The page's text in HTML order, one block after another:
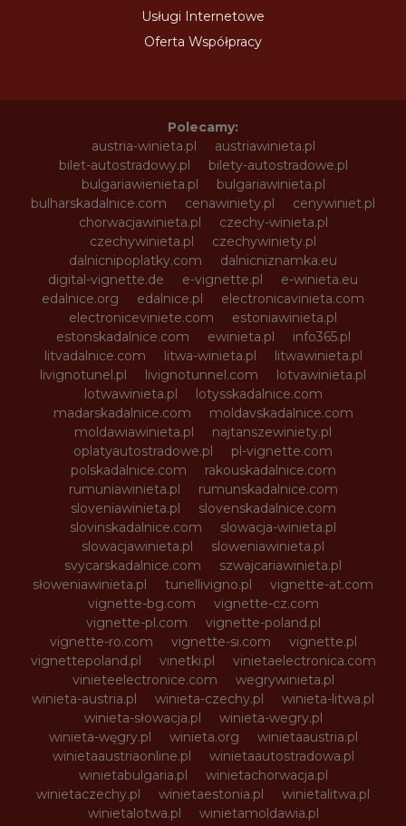
Usługi Internetowe
Oferta Współpracy
Polecamy:
austria-winieta.pl
austriawinieta.pl
bilet-autostradowy.pl
bilety-autostradowe.pl
bulgariawienieta.pl
bulgariawinieta.pl
bulharskadalnice.com
cenawiniety.pl
cenywiniet.pl
chorwacjawinieta.pl
czechy-winieta.pl
czechywinieta.pl
czechywiniety.pl
dalnicnipoplatky.com
dalnicniznamka.eu
digital-vignette.de
e-vignette.pl
e-winieta.eu
edalnice.org
edalnice.pl
electronicavinieta.com
electroniceviniete.com
estoniawinieta.pl
estonskadalnice.com
ewinieta.pl
info365.pl
litvadalnice.com
litwa-winieta.pl
litwawinieta.pl
livignotunel.pl
livignotunnel.com
lotvawinieta.pl
lotwawinieta.pl
lotysskadalnice.com
madarskadalnice.com
moldavskadalnice.com
moldawiawinieta.pl
najtanszewiniety.pl
oplatyautostradowe.pl
pl-vignette.com
polskadalnice.com
rakouskadalnice.com
rumuniawinieta.pl
rumunskadalnice.com
sloveniawinieta.pl
slovenskadalnice.com
slovinskadalnice.com
slowacja-winieta.pl
slowacjawinieta.pl
sloweniawinieta.pl
svycarskadalnice.com
szwajcariawinieta.pl
słoweniawinieta.pl
tunellivigno.pl
vignette-at.com
vignette-bg.com
vignette-cz.com
vignette-pl.com
vignette-poland.pl
vignette-ro.com
vignette-si.com
vignette.pl
vignettepoland.pl
vinetki.pl
vinietaelectronica.com
vinieteelectronice.com
wegrywinieta.pl
winieta-austria.pl
winieta-czechy.pl
winieta-litwa.pl
winieta-słowacja.pl
winieta-wegry.pl
winieta-węgry.pl
winieta.org
winietaaustria.pl
winietaaustriaonline.pl
winietaautostradowa.pl
winietabulgaria.pl
winietachorwacja.pl
winietaczechy.pl
winietaestonia.pl
winietalitwa.pl
winietalotwa.pl
winietamoldawia.pl